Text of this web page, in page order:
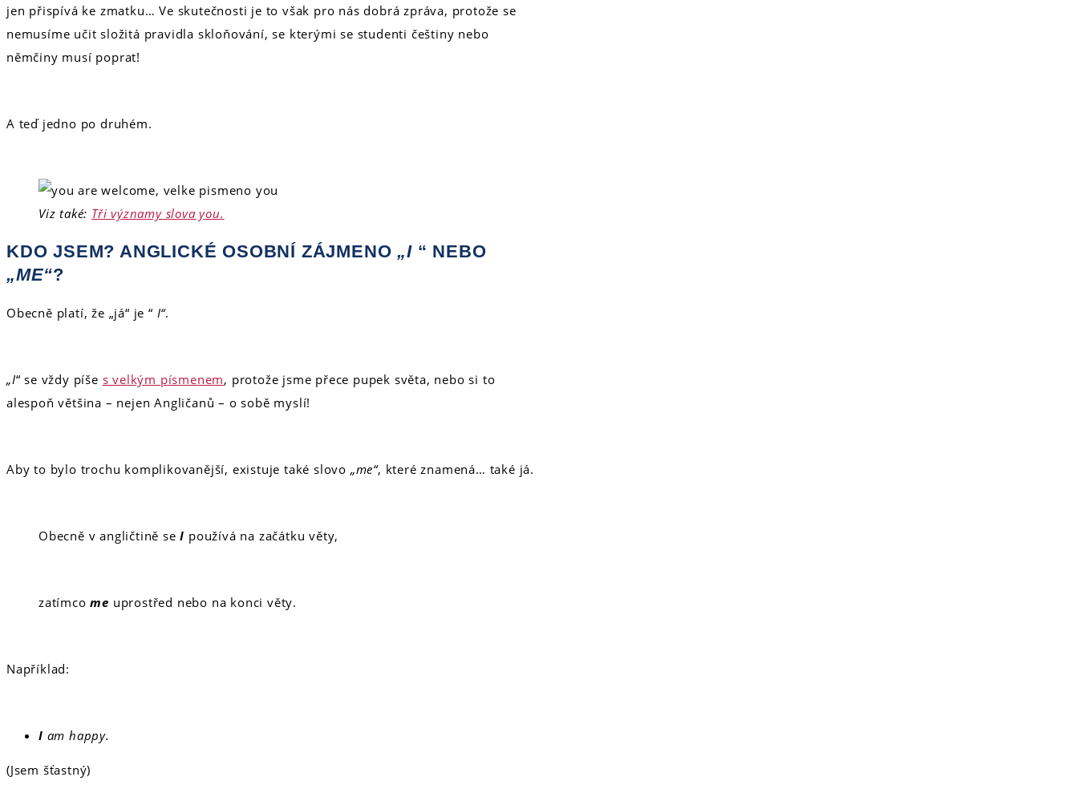
jen přispívá ke zmatku… Ve skutečnosti je to však pro nás dobrá zpráva, protože se
nemusíme učit složitá pravidla skloňování, se kterými se studenti češtiny nebo
němčiny musí poprat!
A teď jedno po druhém.
Viz také: Tři významy slova you.
KDO JSEM? ANGLICKÉ OSOBNÍ ZÁJMENO„I“ NEBO
„ME“?
Obecně platí, že „já“ je “ I“.
„I“ se vždy píše s velkým písmenem, protože jsme přece pupek světa, nebo si to
alespoň většina – nejen Angličanů – o sobě myslí!
Aby to bylo trochu komplikovanější, existuje také slovo „me“, které znamená… také já.
Obecně v angličtině seI používá na začátku věty,
zatímcome uprostřed nebo na konci věty.
Například:
I am happy.
(Jsem šťastný)